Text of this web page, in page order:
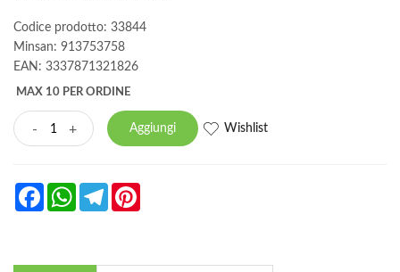
Codice prodotto: 33844
Minsan: 913753758
EAN: 3337871321826
MAX 10 PER ORDINE
- + Aggiungi Wishlist
FacebookWhatsAppTelegram